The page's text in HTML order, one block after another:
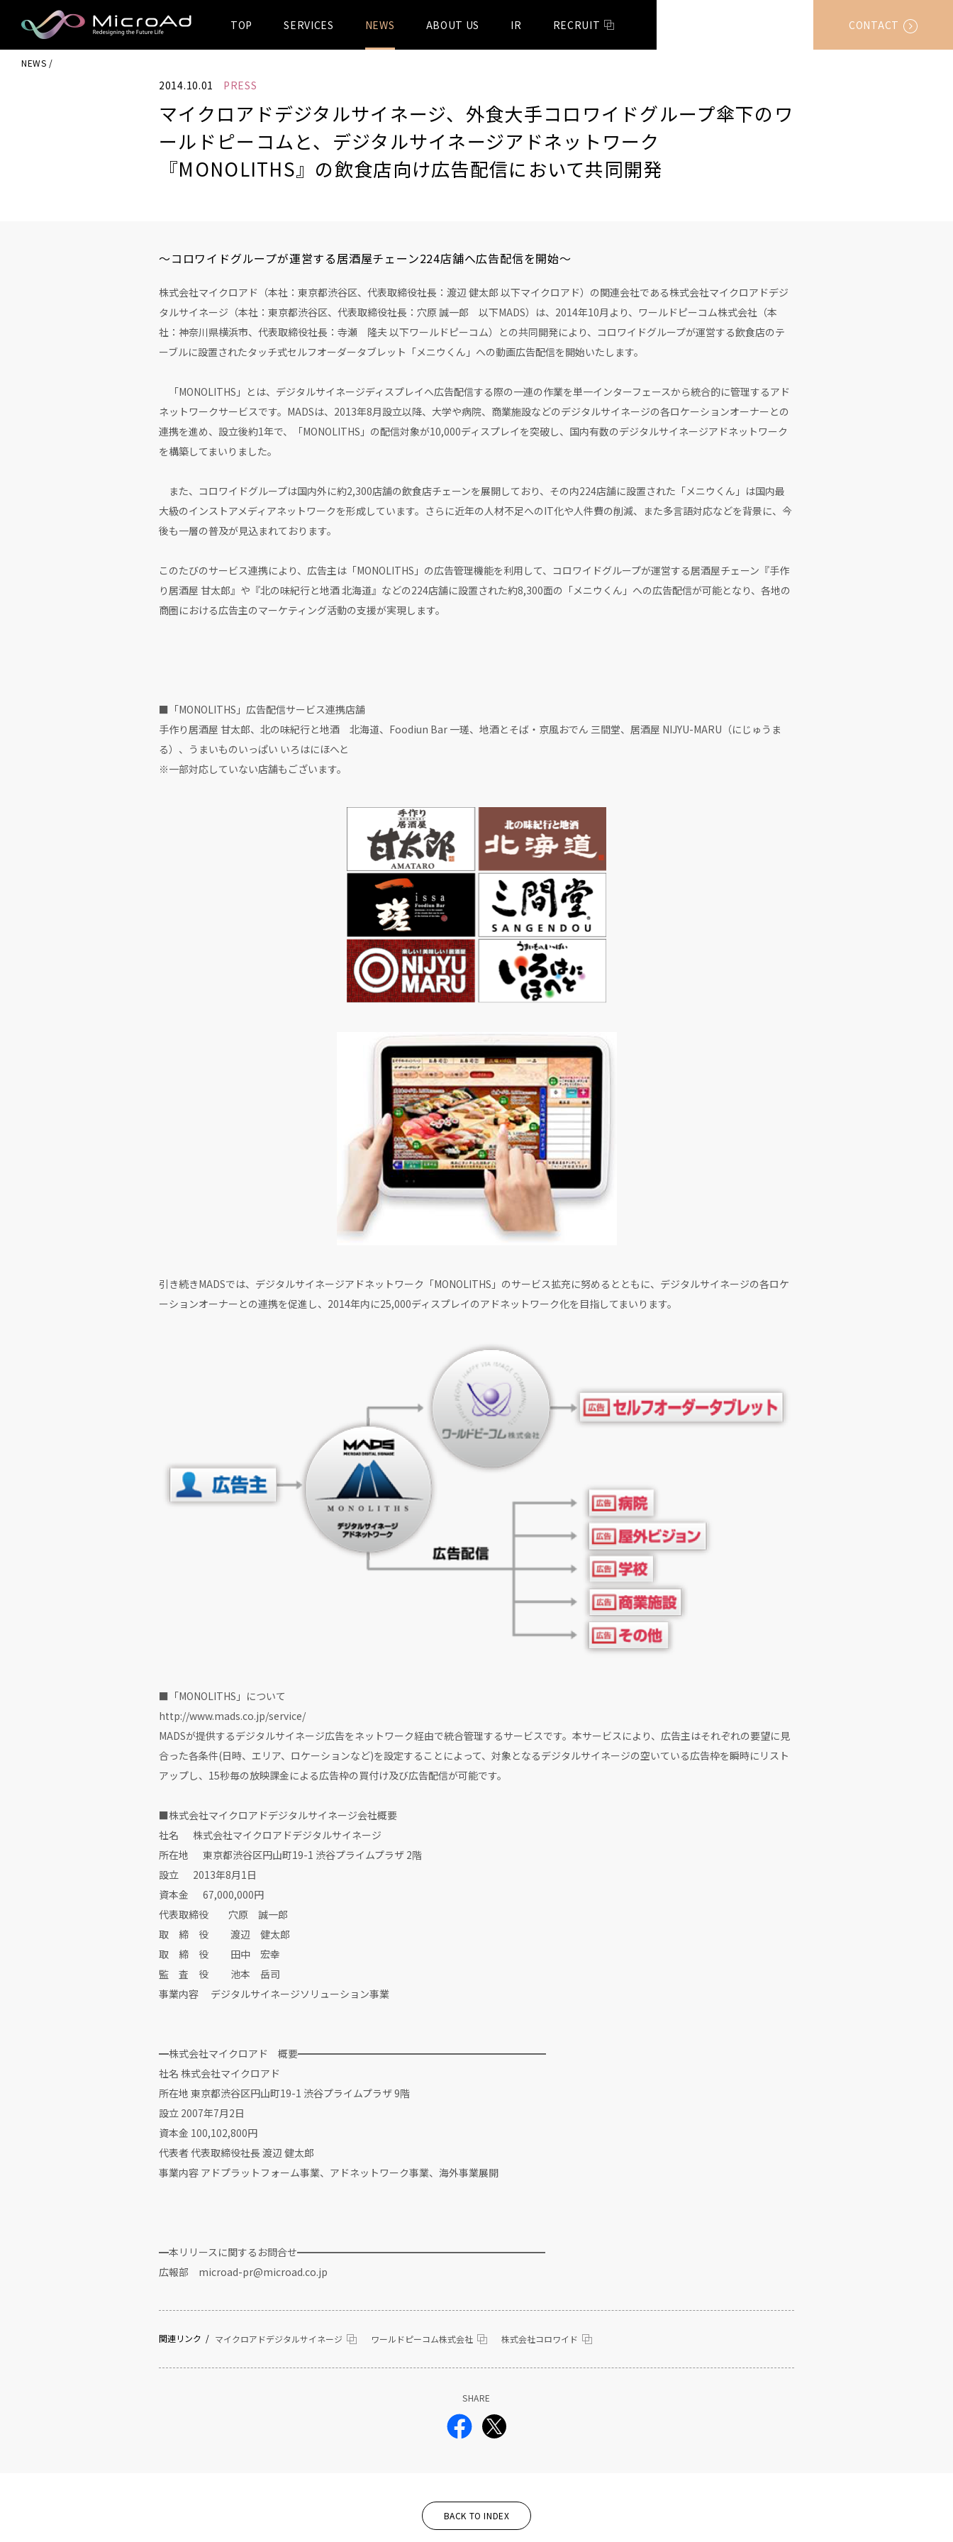
MicroAd -
Redesigning
the Future Life
TOP SERVICES NEWS ABOUT US IR RECRUIT CONTACT
NEWS
2014.10.01 PRESS
マイクロアドデジタルサイネージ、外食大手コロワイドグループ傘下のワ
ールドピーコムと、デジタルサイネージアドネットワーク
『MONOLITHS』の飲食店向け広告配信において共同開発
～コロワイドグループが運営する居酒屋チェーン224店舗へ広告配信を開始～
株式会社マイクロアド（本社：東京都渋谷区、代表取締役社長：渡辺 健太郎 以下マイクロアド）の関連会社である株式会社マイクロアドデジ
タルサイネージ（本社：東京都渋谷区、代表取締役社長：穴原 誠一郎 以下MADS）は、2014年10月より、ワールドピーコム株式会社（本
社：神奈川県横浜市、代表取締役社長：寺瀬 隆夫 以下ワールドピーコム）との共同開発により、コロワイドグループが運営する飲食店のテ
ーブルに設置されたタッチ式セルフオーダータブレット「メニウくん」への動画広告配信を開始いたします。
「MONOLITHS」とは、デジタルサイネージディスプレイへ広告配信する際の一連の作業を単一インターフェースから統合的に管理するアド
ネットワークサービスです。MADSは、2013年8月設立以降、大学や病院、商業施設などのデジタルサイネージの各ロケーションオーナーとの
連携を進め、設立後約1年で、「MONOLITHS」の配信対象が10,000ディスプレイを突破し、国内有数のデジタルサイネージアドネットワーク
を構築してまいりました。
また、コロワイドグループは国内外に約2,300店舗の飲食店チェーンを展開しており、その内224店舗に設置された「メニウくん」は国内最
大級のインストアメディアネットワークを形成しています。さらに近年の人材不足へのIT化や人件費の削減、また多言語対応などを背景に、今
後も一層の普及が見込まれております。
このたびのサービス連携により、広告主は「MONOLITHS」の広告管理機能を利用して、コロワイドグループが運営する居酒屋チェーン『手作
り居酒屋 甘太郎』や『北の味紀行と地酒 北海道』などの224店舗に設置された約8,300面の「メニウくん」への広告配信が可能となり、各地の
商圏における広告主のマーケティング活動の支援が実現します。
■「MONOLITHS」広告配信サービス連携店舗
手作り居酒屋 甘太郎、北の味紀行と地酒 北海道、Foodiun Bar 一瑳、地酒とそば・京風おでん 三間堂、居酒屋 NIJYU-MARU（にじゅうま
る）、うまいものいっぱい いろはにほへと
※一部対応していない店舗もございます。
引き続きMADSでは、デジタルサイネージアドネットワーク「MONOLITHS」のサービス拡充に努めるとともに、デジタルサイネージの各ロケ
ーションオーナーとの連携を促進し、2014年内に25,000ディスプレイのアドネットワーク化を目指してまいります。
■「MONOLITHS」について
http://www.mads.co.jp/service/
MADSが提供するデジタルサイネージ広告をネットワーク経由で統合管理するサービスです。本サービスにより、広告主はそれぞれの要望に見
合った各条件(日時、エリア、ロケーションなど)を設定することによって、対象となるデジタルサイネージの空いている広告枠を瞬時にリスト
アップし、15秒毎の放映課金による広告枠の買付け及び広告配信が可能です。
■株式会社マイクロアドデジタルサイネージ会社概要
社名 株式会社マイクロアドデジタルサイネージ
所在地 東京都渋谷区円山町19-1 渋谷プライムプラザ 2階
設立 2013年8月1日
資本金 67,000,000円
代表取締役 穴原 誠一郎
取 締 役 渡辺 健太郎
取 締 役 田中 宏幸
監 査 役 池本 岳司
事業内容 デジタルサイネージソリューション事業
━株式会社マイクロアド 概要━━━━━━━━━━━━━━━━━━━━━━━━━
社名 株式会社マイクロアド
所在地 東京都渋谷区円山町19-1 渋谷プライムプラザ 9階
設立 2007年7月2日
資本金 100,102,800円
代表者 代表取締役社長 渡辺 健太郎
事業内容 アドプラットフォーム事業、アドネットワーク事業、海外事業展開
━本リリースに関するお問合せ━━━━━━━━━━━━━━━━━━━━━━━━━
広報部 microad-pr@microad.co.jp
関連リンク マイクロアドデジタルサイネージ ワールドピーコム株式会社 株式会社コロワイド
SHARE
BACK TO INDEX